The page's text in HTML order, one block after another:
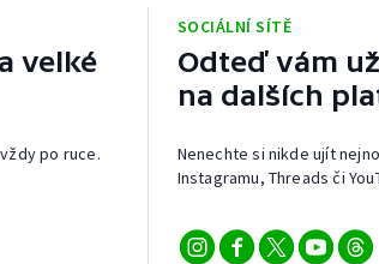
velké
po ruce.
SOCIÁLNÍ SÍTĚ
Odteď vám
na dalších
Nenechte si nikde ujít
Instagramu, Threads či